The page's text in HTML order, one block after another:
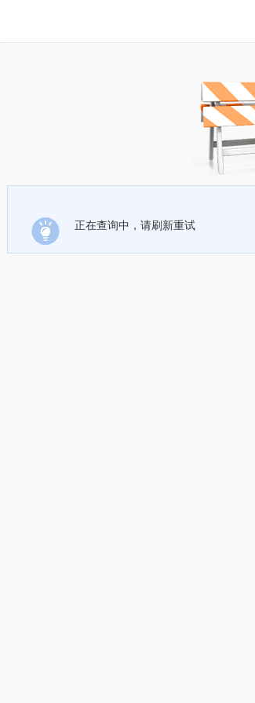
正在查询中，请刷新重试